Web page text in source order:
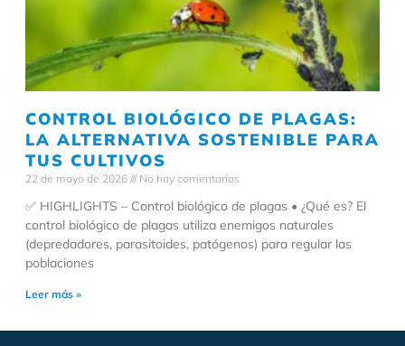
CONTROL BIOLÓGICO DE PLAGAS:
LA ALTERNATIVA SOSTENIBLE PARA
TUS CULTIVOS
22 de mayo de 2026 No hay comentarios
✅ HIGHLIGHTS – Control biológico de plagas • ¿Qué es? El
control biológico de plagas utiliza enemigos naturales
(depredadores, parasitoides, patógenos) para regular las
poblaciones
Leer más »